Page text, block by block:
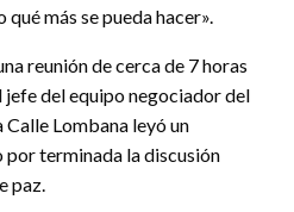
más se pueda hacer».
reunión de cerca de 7 horas
del equipo negociador del
Lombana leyó un
por terminada la discusión
paz.